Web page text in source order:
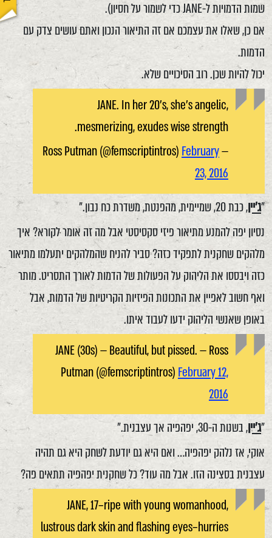
שמות הדמויות ל-JANE כדי לשמור על חסיון).
אם כן, שאלו את עצמכם אם זה התיאור הנכון ואתם עושים צדק עם
הדמות.
יכול להיות שכן. רוב הסיכויים שלא.
JANE. In her 20’s, she’s angelic,
mesmerizing, exudes wise strength.
— Ross Putman (@femscriptintros)
February
23, 2016
"ג'יין, כבת 20, שמיימית, מהפנטת, משדרת כח נבון."
נסיון יפה להמנע מתיאור פיזי סקסיסטי אבל מה זה אומר לקורא? איך
מלהקים שחקנית לתפקיד כזה? סביר להניח שהמלהקים יתעלמו מתיאור
כזה ויבססו את הליהוק על הפעולות של הדמות לאורך התסריט. מותר
ואף חשוב לאפיין את התכונות הפיזיות הקריטיות של הדמות, אבל
באופן שאנשי הליהוק ידעו לעבוד איתו.
JANE (30s) — Beautiful, but pissed. — Ross
Putman (@femscriptintros) February 12,
2016
"ג'יין, בשנות ה-30, יפהפיה אך עצבנית."
אוקי, אז נלהק יפהפיה… ואם היא גם יודעת לשחק היא גם תהיה
עצבנית בסצינה הזו. אבל מה עוד? כל שחקנית יפהפיה תתאים פה?
JANE, 17–ripe with young womanhood,
lustrous dark skin and flashing eyes–hurries